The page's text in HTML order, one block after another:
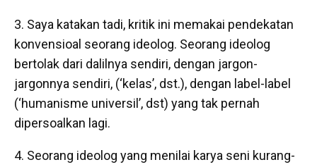
3. Saya katakan tadi, kritik ini memakai pendekatan
konvensioal seorang ideolog. Seorang ideolog
bertolak dari dalilnya sendiri, dengan jargon-
jargonnya sendiri, (‘kelas’, dst.), dengan label-label
(‘humanisme universil’, dst) yang tak pernah
dipersoalkan lagi.
4. Seorang ideolog yang menilai karya seni kurang-